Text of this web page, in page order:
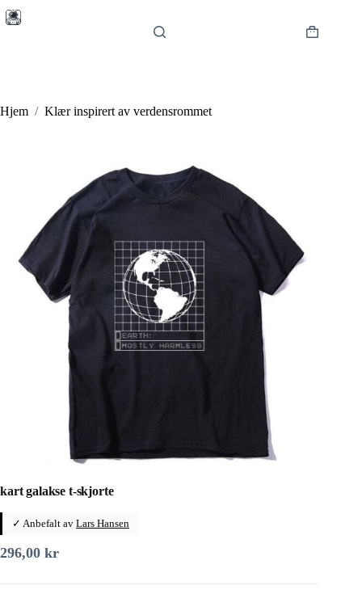
til
Hjem / Klær inspirert av verdensrommet
kart galakse t-skjorte
✓ Anbefalt av Lars Hansen
296,00 kr